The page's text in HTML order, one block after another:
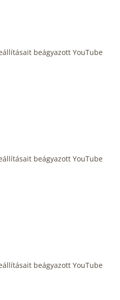
beágyazott YouTube
beágyazott YouTube
beágyazott YouTube